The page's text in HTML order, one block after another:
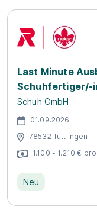
Last Minute
Schuhfertiger/-
Schuh GmbH
01.09.2026
78532 Tuttlingen
1.100 - 1.210 €
Neu